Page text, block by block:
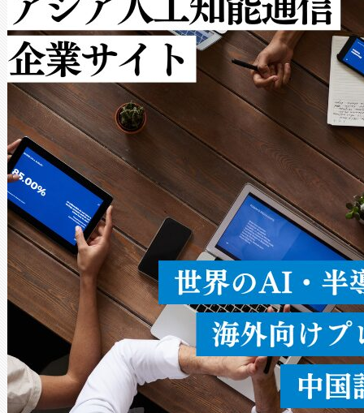
ルの変電所周囲を監視でき、
作業と点群処理を簡素化でき
Avia 2は、2種類のFOVオプシ
× 80°のノーマルモード、長
ードを切り替えて使用するこ
ることなく、単一のデバイス
うにします。遠距離まで届く
密度なスキャ […]